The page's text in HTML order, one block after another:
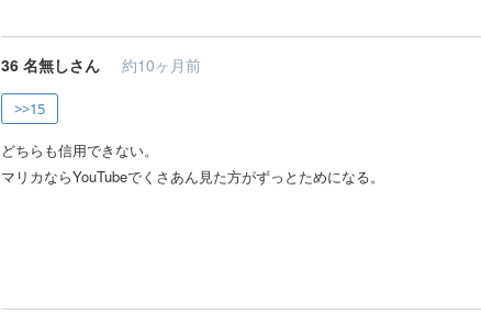
36 名無しさん 約10ヶ月前
>>15
どちらも信用できない。
マリカならYouTubeでくさあん見た方がずっとためになる。